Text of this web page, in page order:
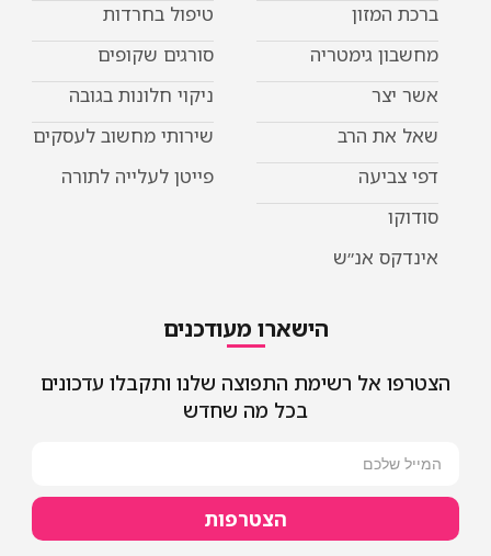
ברכת המזון
מחשבון גימטריה
אשר יצר
שאל את הרב
דפי צביעה
סודוקו
אינדקס אנ״ש
טיפול בחרדות
סורגים שקופים
ניקוי חלונות בגובה
שירותי מחשוב לעסקים
פייטן לעלייה לתורה
הישארו מעודכנים
הצטרפו אל רשימת התפוצה שלנו ותקבלו עדכונים
בכל מה שחדש
הצטרפות